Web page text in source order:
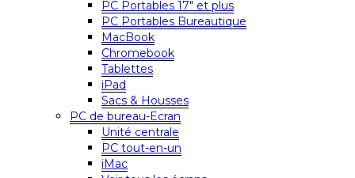
PC Portables 17″ et plus
PC Portables Bureautique
MacBook
Chromebook
Tablettes
iPad
Sacs & Housses
PC de bureau-Ecran
Unité centrale
PC tout-en-un
iMac